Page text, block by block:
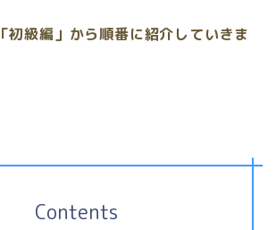
初級編」から順番に紹介していきま
Contents